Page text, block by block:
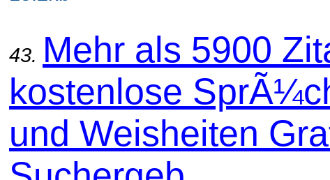
43. Mehr als 5900
kostenlose
und Weisheiten